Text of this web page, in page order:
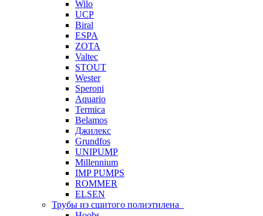
Wilo
UCP
Biral
ESPA
ZOTA
Valtec
STOUT
Wester
Speroni
Aquario
Termica
Belamos
Джилекс
Grundfos
UNIPUMP
Millennium
IMP PUMPS
ROMMER
ELSEN
Трубы из сшитого полиэтилена